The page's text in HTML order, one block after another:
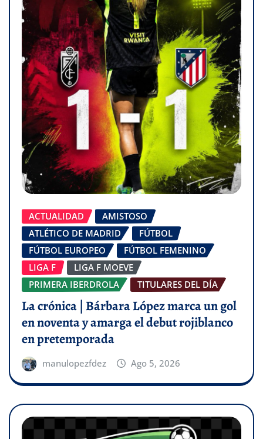
ACTUALIDAD
AMISTOSO
ATLÉTICO DE MADRID
FÚTBOL
FÚTBOL EUROPEO
FÚTBOL FEMENINO
LIGA F
LIGA F MOEVE
PRIMERA IBERDROLA
TITULARES DEL DÍA
La crónica | Bárbara López marca un gol
en noventa y amarga el debut rojiblanco
en pretemporada
manulopezfdez Ago 5, 2026